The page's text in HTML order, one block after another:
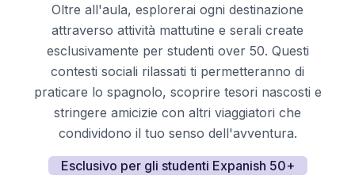
Oltre all'aula, esplorerai ogni destinazione
attraverso attività mattutine e serali create
esclusivamente per studenti over 50. Questi
contesti sociali rilassati ti permetteranno di
praticare lo spagnolo, scoprire tesori nascosti e
stringere amicizie con altri viaggiatori che
condividono il tuo senso dell'avventura.
Esclusivo per gli studenti Expanish 50+